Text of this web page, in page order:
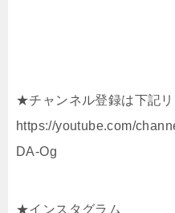
★チャンネル登録は下記リ
https://youtube.com/
DA-Og
★インスタグラム